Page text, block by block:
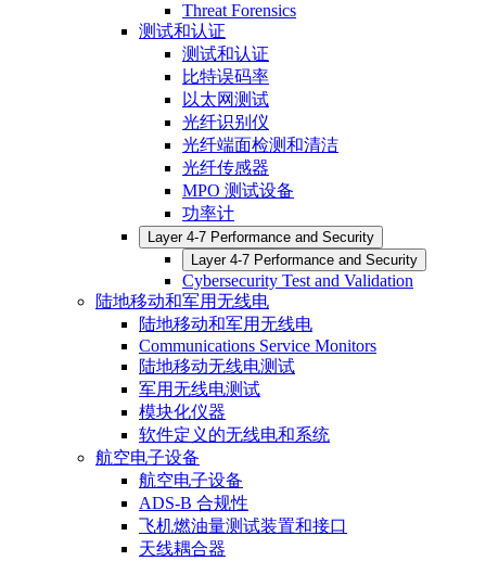
Threat Forensics
测试和认证
测试和认证
比特误码率
以太网测试
光纤识别仪
光纤端面检测和清洁
光纤传感器
MPO 测试设备
功率计
Layer 4-7 Performance and Security
Layer 4-7 Performance and Security
Cybersecurity Test and Validation
陆地移动和军用无线电
陆地移动和军用无线电
Communications Service Monitors
陆地移动无线电测试
军用无线电测试
模块化仪器
软件定义的无线电和系统
航空电子设备
航空电子设备
ADS-B 合规性
飞机燃油量测试装置和接口
天线耦合器